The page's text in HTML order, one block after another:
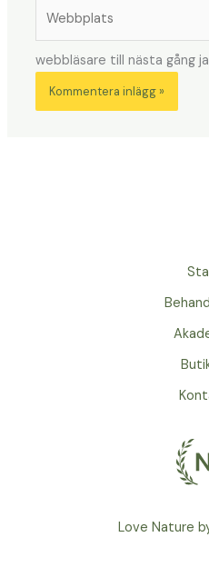
webbläsare till nästa gång
Love Nature